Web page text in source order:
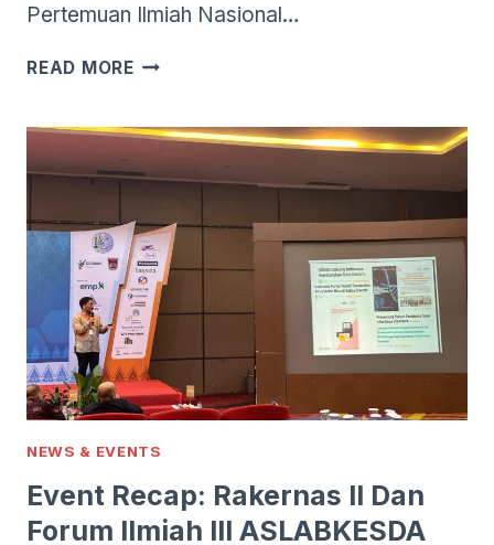
Pertemuan Ilmiah Nasional…
READ MOREEVENT
POI
2024
NEWS & EVENTS
Event Recap: Rakernas II Dan
Forum Ilmiah III ASLABKESDA